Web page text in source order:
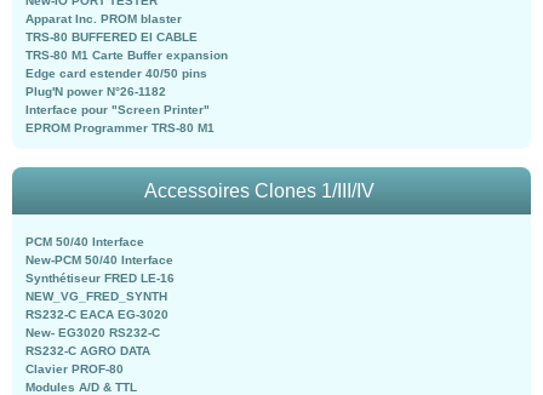
Apparat Inc. PROM blaster
TRS-80 BUFFERED EI CABLE
TRS-80 M1 Carte Buffer expansion
Edge card estender 40/50 pins
Plug'N power N°26-1182
Interface pour "Screen Printer"
EPROM Programmer TRS-80 M1
Accessoires Clones 1/III/IV
PCM 50/40 Interface
New-PCM 50/40 Interface
Synthétiseur FRED LE-16
NEW_VG_FRED_SYNTH
RS232-C EACA EG-3020
New- EG3020 RS232-C
RS232-C AGRO DATA
Clavier PROF-80
Modules A/D & TTL